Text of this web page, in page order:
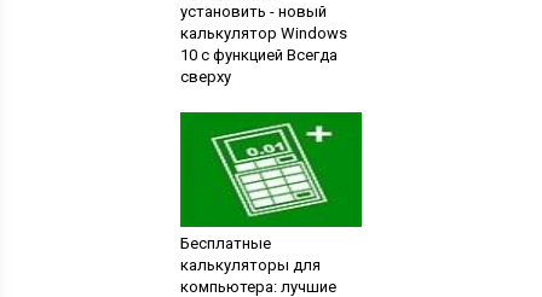
установить - новый
калькулятор Windows
10 с функцией Всегда
сверху
Бесплатные
калькуляторы для
компьютера: лучшие